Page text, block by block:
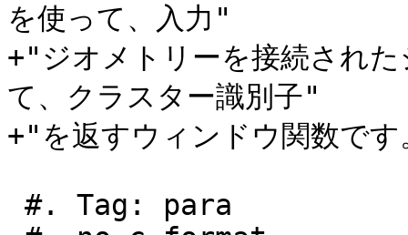
を使って、入力"
+"ジオメトリーを接続され
て、クラスター識別子"
+"を返すウィンドウ関数で